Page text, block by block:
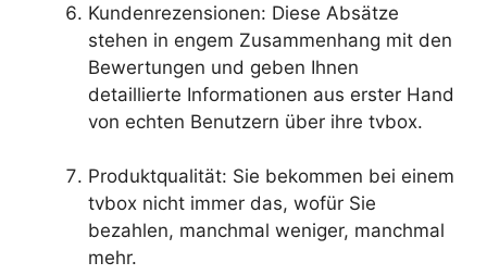
Kundenrezensionen: Diese Absätze
stehen in engem Zusammenhang mit den
Bewertungen und geben Ihnen
detaillierte Informationen aus erster Hand
von echten Benutzern über ihre tvbox.
Produktqualität: Sie bekommen bei einem
tvbox nicht immer das, wofür Sie
bezahlen, manchmal weniger, manchmal
mehr.